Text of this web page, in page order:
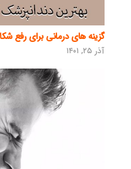
گزینه های درمانی برای رفع
آذر ۲۵, ۱۴۰۱